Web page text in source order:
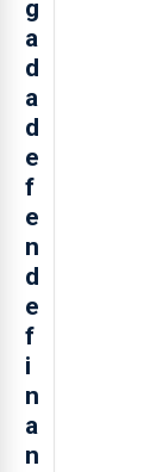
g
a
d
a
d
e
f
e
n
d
e
f
i
n
a
n